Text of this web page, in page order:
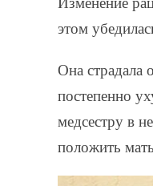
этом
Она страдала
постепенно
медсестру в
положить